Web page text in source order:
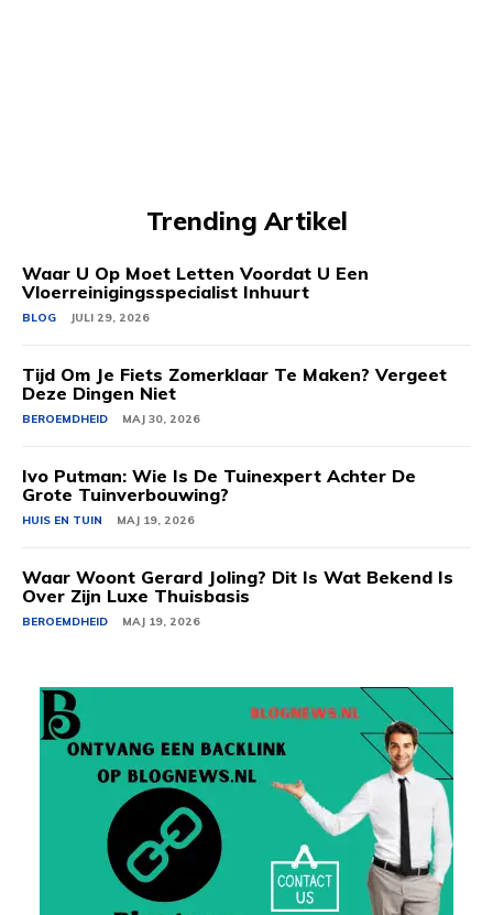
Trending Artikel
Waar U Op Moet Letten Voordat U Een
Vloerreinigingsspecialist Inhuurt
BLOG JULI 29, 2026
Tijd Om Je Fiets Zomerklaar Te Maken? Vergeet
Deze Dingen Niet
BEROEMDHEID MAJ 30, 2026
Ivo Putman: Wie Is De Tuinexpert Achter De
Grote Tuinverbouwing?
HUIS EN TUIN MAJ 19, 2026
Waar Woont Gerard Joling? Dit Is Wat Bekend Is
Over Zijn Luxe Thuisbasis
BEROEMDHEID MAJ 19, 2026